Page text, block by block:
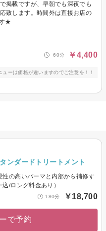
掲載ですが、早朝でも深夜でも
致します。時間外は直接お店の
★
60分 ￥4,400
ーは価格が違いますのでご注意を！！
ンダードトリートメント
の高いパーマと内部から補修す
/ロング料金あり）
180分 ￥18,700
で予約